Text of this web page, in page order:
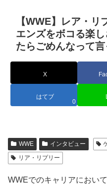
【WWE】レア・
エンズをボコる楽
たらごめんなって言
X
はてブ
0
WWE インタビュー
リア・リプリー
WWEでのキャリアにおい